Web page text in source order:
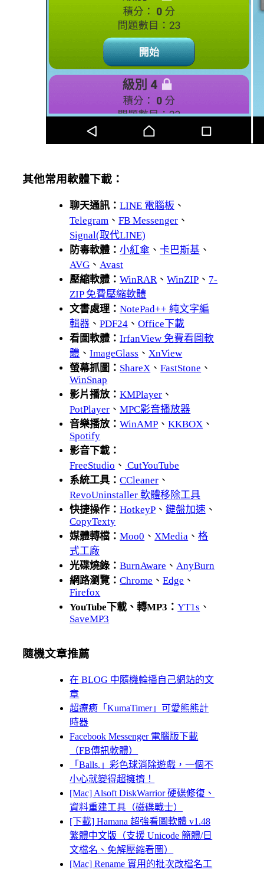
其他常用軟體下載：
聊天通訊：LINE 電腦板 、
Telegram 、FB Messenger 、
Signal(取代LINE)
防毒軟體：小紅傘 、卡巴斯基 、
AVG 、 Avast
壓縮軟體：WinRAR 、WinZIP 、 7-
ZIP 免費壓縮軟體
文書處理：NotePad++ 純文字編
輯器 、PDF24 、Office下載
看圖軟體：IrfanView 免費看圖軟
體 、ImageGlass 、 XnView
螢幕抓圖： ShareX 、FastStone 、
WinSnap
影片播放：KMPlayer 、
PotPlayer 、MPC影音播放器
音樂播放：WinAMP 、KKBOX 、
Spotify
影音下載：
FreeStudio 、 CutYouTube
系統工具：CCleaner 、
RevoUninstaller 軟體移除工具
快捷操作：HotkeyP 、鍵盤加速 、
CopyTexty
媒體轉檔：Moo0 、 XMedia 、格
式工廠
光碟燒錄：BurnAware 、 AnyBurn
網路瀏覽：Chrome 、Edge 、
Firefox
YouTube下載、轉MP3：YT1s 、
SaveMP3
隨機文章推薦
在 BLOG 中隨機輪播自己網站的文
章
超療癒「KumaTimer」可愛熊熊計
時器
Facebook Messenger 電腦版下載
（FB傳訊軟體）
「Balls.」彩色球消除遊戲，一個不
小心就變得超擁擠！
[Mac] Alsoft DiskWarrior 硬碟修復、
資料重建工具（磁碟戰士）
[下載] Hamana 超強看圖軟體 v1.48
繁體中文版（支援 Unicode 簡體/日
文檔名、免解壓縮看圖）
[Mac] Rename 實用的批次改檔名工